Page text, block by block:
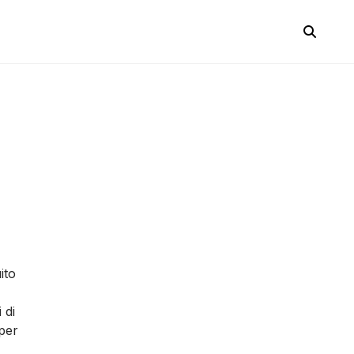
di